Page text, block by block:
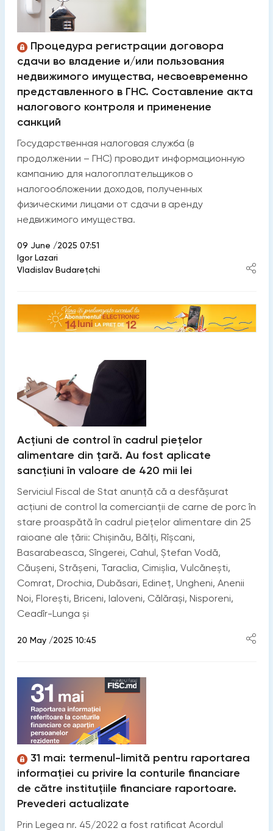
Процедура регистрации договора
сдачи во владение и/или пользования
недвижимого имущества, несвоевременно
представленного в ГНС. Составление акта
налогового контроля и применение
санкций
Государственная налоговая служба (в
продолжении – ГНС) проводит информационную
кампанию для налогоплательщиков о
налогообложении доходов, полученных
физическими лицами от сдачи в аренду
недвижимого имущества.
09 June /2025 07:51
Igor Lazari
Vladislav Budarețchi
Acțiuni de control în cadrul piețelor
alimentare din țară. Au fost aplicate
sancțiuni în valoare de 420 mii lei
Serviciul Fiscal de Stat anunță că a desfășurat
acțiuni de control la comercianții de carne de porc în
stare proaspătă în cadrul piețelor alimentare din 25
raioane ale țării: Chișinău, Bălți, Rîșcani,
Basarabeasca, Sîngerei, Cahul, Ștefan Vodă,
Căușeni, Strășeni, Taraclia, Cimișlia, Vulcănești,
Comrat, Drochia, Dubăsari, Edineț, Ungheni, Anenii
Noi, Florești, Briceni, Ialoveni, Călărași, Nisporeni,
Ceadîr-Lunga și
20 May /2025 10:45
31 mai: termenul-limită pentru raportarea
informației cu privire la conturile financiare
de către instituțiile financiare raportoare.
Prevederi actualizate
Prin Legea nr. 45/2022 a fost ratificat Acordul